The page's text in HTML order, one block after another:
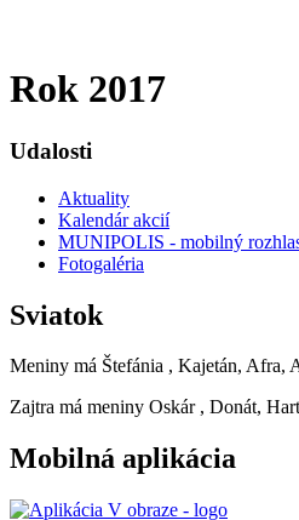
Rok 2017
Udalosti
Aktuality
Kalendár akcií
MUNIPOLIS - mobilný
Fotogaléria
Sviatok
Meniny má Štefánia , Kajetán, Afra,
Zajtra má meniny Oskár , Donát,
Mobilná aplikácia